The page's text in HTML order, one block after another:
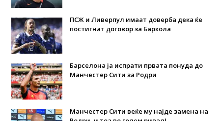
ПСЖ и Ливерпул имаат доверба дека ќе
постигнат договор за Баркола
Барселона ја испрати првата понуда до
Манчестер Сити за Родри
Манчестер Сити веќе му најде замена на